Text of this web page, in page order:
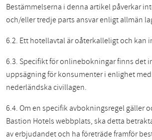
Bestämmelserna i denna artikel påverkar
och/eller tredje parts ansvar enligt allmän
6.2. Ett hotellavtal är oåterkalleligt och kan
6.3. Specifikt för onlinebokningar finns det
uppsägning för konsumenter i enlighet
nederländska civillagen.
6.4. Om en specifik avbokningsregel gäller
Bastion Hotels webbplats, ska detta
av erbjudandet och ha företräde framför